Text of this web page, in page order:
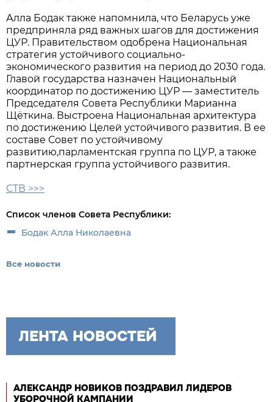
Алла Бодак также напомнила, что Беларусь уже
предприняла ряд важных шагов для достижения
ЦУР. Правительством одобрена Национальная
стратегия устойчивого социально-
экономического развития на период до 2030 года.
Главой государства назначен Национальный
координатор по достижению ЦУР — заместитель
Председателя Совета Республики Марианна
Щёткина. Выстроена Национальная архитектура
по достижению Целей устойчивого развития. В ее
составе Совет по устойчивому
развитию,парламентская группа по ЦУР, а также
партнерская группа устойчивого развития.
СТВ >>>
Список членов Совета Республики:
Бодак Алла Николаевна
Все новости
ЛЕНТА НОВОСТЕЙ
АЛЕКСАНДР НОВИКОВ ПОЗДРАВИЛ ЛИДЕРОВ
УБОРОЧНОЙ КАМПАНИИ